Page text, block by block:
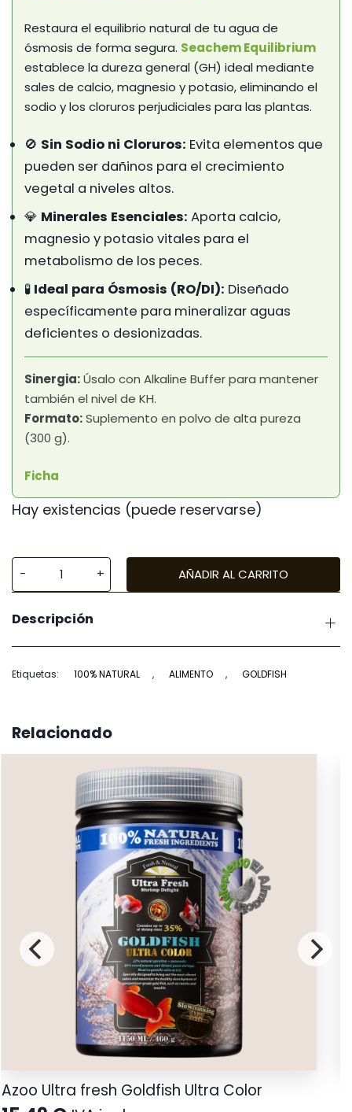
Restaura el equilibrio natural de tu agua de
ósmosis de forma segura. Seachem Equilibrium
establece la dureza general (GH) ideal mediante
sales de calcio, magnesio y potasio, eliminando el
sodio y los cloruros perjudiciales para las plantas.
🚫 Sin Sodio ni Cloruros: Evita elementos que
pueden ser dañinos para el crecimiento
vegetal a niveles altos.
💎 Minerales Esenciales: Aporta calcio,
magnesio y potasio vitales para el
metabolismo de los peces.
🧪 Ideal para Ósmosis (RO/DI): Diseñado
específicamente para mineralizar aguas
deficientes o desionizadas.
Sinergia:Úsalo con Alkaline Buffer para mantener
también el nivel de KH.
Formato:Suplemento en polvo de alta pureza
(300 g).
Ficha
Hay existencias (puede reservarse)
Seachem
cantidad
AÑADIR AL CARRITO
Descripción
Etiquetas: 100% NATURAL , ALIMENTO , GOLDFISH
Relacionado
Azoo Ultra fresh Goldfish Ultra Color